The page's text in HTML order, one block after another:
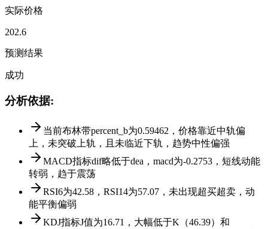
实际价格
202.6
预测结果
成功
分析依据:
当前布林带percent_b为0.59462，价格靠近中轨偏
上，未突破上轨，且未临近下轨，趋势中性偏强
MACD指标dif略低于dea，macd为-0.2753，短线动能
转弱，趋于震荡
RSI6为42.58，RSI14为57.07，未出现超买超卖，动
能平衡偏弱
KDJ指标J值为16.71，大幅低于K（46.39）和